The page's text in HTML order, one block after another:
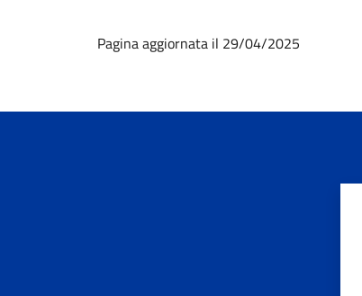
Pagina aggiornata il 29/04/2025